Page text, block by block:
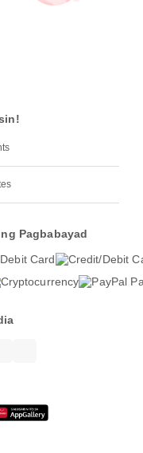
Pagbabayad